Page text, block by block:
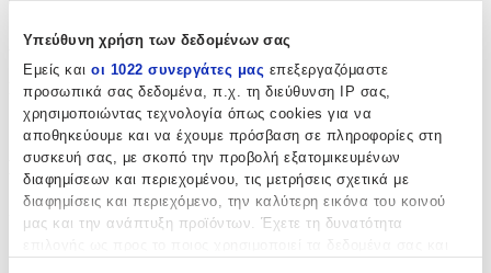
Υπεύθυνη χρήση των δεδομένων σας
Εμείς και οι 1022 συνεργάτες μας επεξεργαζόμαστε
προσωπικά σας δεδομένα, π.χ. τη διεύθυνση IP σας,
χρησιμοποιώντας τεχνολογία όπως cookies για να
αποθηκεύουμε και να έχουμε πρόσβαση σε πληροφορίες στη
συσκευή σας, με σκοπό την προβολή εξατομικευμένων
διαφημίσεων και περιεχομένου, τις μετρήσεις σχετικά με
διαφημίσεις και περιεχόμενο, την καλύτερη εικόνα του κοινού
μας και την ανάπτυξη προϊόντων. Έχετε τη δυνατότητα
Χαρακτηριστικά
Κατασκευαστής:
Fato
Βασικά Χαρακτηριστικά
Χρώμα: